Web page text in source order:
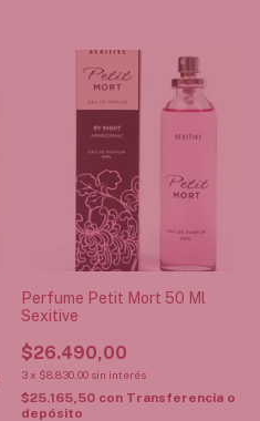
Perfume Petit Mort 50 Ml
Sexitive
$26.490,00
3 x $8.830,00 sin interés
$25.165,50 con Transferencia o
depósito